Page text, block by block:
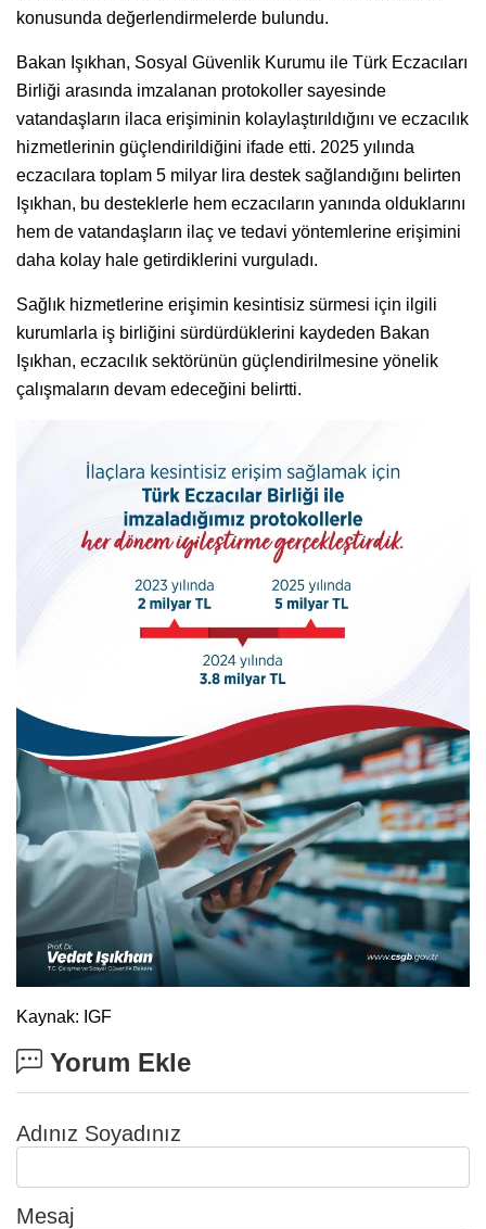
konusunda değerlendirmelerde bulundu.
Bakan Işıkhan, Sosyal Güvenlik Kurumu ile Türk Eczacıları
Birliği arasında imzalanan protokoller sayesinde
vatandaşların ilaca erişiminin kolaylaştırıldığını ve eczacılık
hizmetlerinin güçlendirildiğini ifade etti. 2025 yılında
eczacılara toplam 5 milyar lira destek sağlandığını belirten
Işıkhan, bu desteklerle hem eczacıların yanında olduklarını
hem de vatandaşların ilaç ve tedavi yöntemlerine erişimini
daha kolay hale getirdiklerini vurguladı.
Sağlık hizmetlerine erişimin kesintisiz sürmesi için ilgili
kurumlarla iş birliğini sürdürdüklerini kaydeden Bakan
Işıkhan, eczacılık sektörünün güçlendirilmesine yönelik
çalışmaların devam edeceğini belirtti.
Kaynak: IGF
Yorum Ekle
Adınız Soyadınız
Mesaj